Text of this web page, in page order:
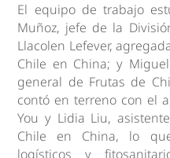
El equipo de trabajo
Muñoz, jefe de la
Llacolen Lefever,
Chile en China; y
general de Frutas de
contó en terreno con el
You y Lidia Liu,
Chile en China, lo
logísticos y